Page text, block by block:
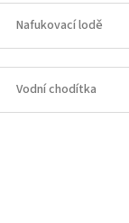
Nafukovací lodě
Vodní chodítka